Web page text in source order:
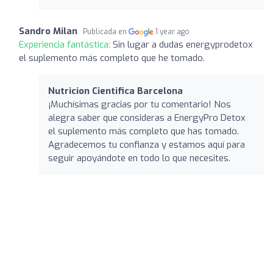
Sandro Milan Publicada en 1 year ago
Experiencia fantástica: Sin lugar a dudas energyprodetox
el suplemento más completo que he tomado.
Nutricion Cientifica Barcelona
¡Muchísimas gracias por tu comentario! Nos
alegra saber que consideras a EnergyPro Detox
el suplemento más completo que has tomado.
Agradecemos tu confianza y estamos aquí para
seguir apoyándote en todo lo que necesites.